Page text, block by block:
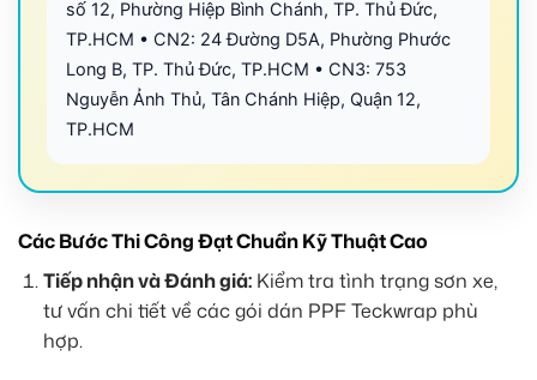
số 12, Phường Hiệp Bình Chánh, TP. Thủ Đức,
TP.HCM • CN2: 24 Đường D5A, Phường Phước
Long B, TP. Thủ Đức, TP.HCM • CN3: 753
Nguyễn Ảnh Thủ, Tân Chánh Hiệp, Quận 12,
TP.HCM
Các Bước Thi Công Đạt Chuẩn Kỹ Thuật Cao
Tiếp nhận và Đánh giá:Kiểm tra tình trạng sơn xe,
tư vấn chi tiết về các gói dán PPF Teckwrap phù
hợp.